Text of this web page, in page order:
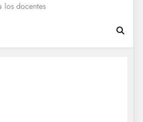
los docentes